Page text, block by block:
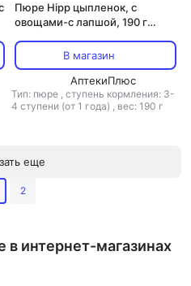
Пюре Hipp цыпленок, с
овощами-с лапшой, 190 г
В магазин
АптекиПлюс
Тип: пюре , ступень кормления: 3-
4 ступени (от 1 года) , вес: 190 г
еще
2
интернет-магазинах